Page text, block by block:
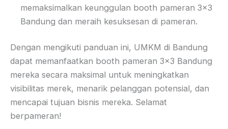
memaksimalkan keunggulan booth pameran 3×3
Bandung dan meraih kesuksesan di pameran.
Dengan mengikuti panduan ini, UMKM di Bandung
dapat memanfaatkan booth pameran 3×3 Bandung
mereka secara maksimal untuk meningkatkan
visibilitas merek, menarik pelanggan potensial, dan
mencapai tujuan bisnis mereka. Selamat
berpameran!